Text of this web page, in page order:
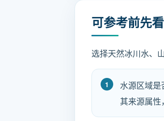
可参考前先
选择天然冰川水、
水源区域
其来源属性